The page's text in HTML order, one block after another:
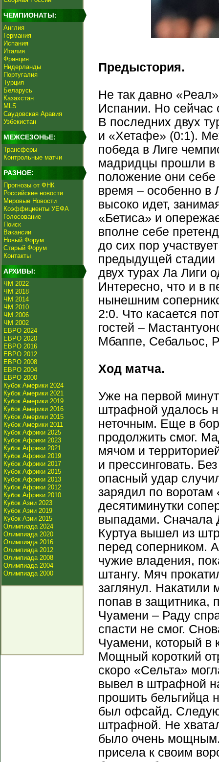
ЧЕМПИОНАТЫ:
Англия
Германия
Испания
Италия
Франция
Нидерланды
Португалия
Турция
Беларусь
Казахстан
MLS
Саудовская Аравия
Узбекистан
МЕЖСЕЗОНЬЕ:
Трансферы
Контрольные матчи
РАЗНОЕ:
Прогнозы от ФНК
Российские новости
Мировые Новости
Коэффициенты УЕФА
Голосование
Поиск
Вакансии
Новый Форум
Старый Форум
Контакты
АРХИВЫ:
ЧМ 2022
ЧМ 2018
ЧМ 2014
ЧМ 2010
ЧМ 2006
ЧМ 2002
ЕВРО 2024
ЕВРО 2020
ЕВРО 2016
ЕВРО 2012
ЕВРО 2008
ЕВРО 2004
ЕВРО 2000
Кубок Америки 2024
Кубок Америки 2021
Кубок Америки 2019
Кубок Америки 2016
Кубок Америки 2015
Кубок Америки 2011
Кубок Африки 2025
Кубок Африки 2023
Кубок Африки 2021
Кубок Африки 2019
Кубок Африки 2017
Кубок Африки 2015
Кубок Африки 2013
Кубок Африки 2012
Кубок Африки 2010
Кубок Азии 2023
Кубок Азии 2019
Кубок Азии 2015
Олимпиада 2024
Олимпиада 2020
Олимпиада 2016
Олимпиада 2012
Олимпиада 2008
Олимпиада 2004
Олимпиада 2000
Предыстория.
Не так давно
Испании. Но сейчас
В последних двух
и «Хетафе» (0:1).
победа в Лиге
мадридцы прошли в
положение они
время – особенно в
высоко идет,
«Бетиса» и
вполне себе
до сих пор
предыдущей
двух турах Ла Лиги
Интересно, что и в
нынешним
2:0. Что касается
гостей –
Мбаппе, Себальос,
Ход матча.
Уже на первой
штрафной удалось
неточным. Еще в
продолжить смог.
мячом и
и прессинговать.
опасный удар
зарядил по воротам
десятиминутки
выпадами. Сначала
Куртуа вышел из
перед соперником.
чужие владения,
штангу. Мяч
заглянул.
попав в защитника,
Чуамени – Раду
спасти не смог.
Чуамени, который в
Мощный короткий
скоро «Сельта»
вывел в штрафной
прошить бельгийца
был офсайд.
штрафной. Не
было очень мощным.
присела к своим